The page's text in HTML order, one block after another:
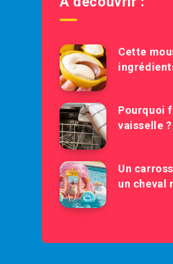
Cette
Pourquoi
vaisselle ?
Un
un cheval